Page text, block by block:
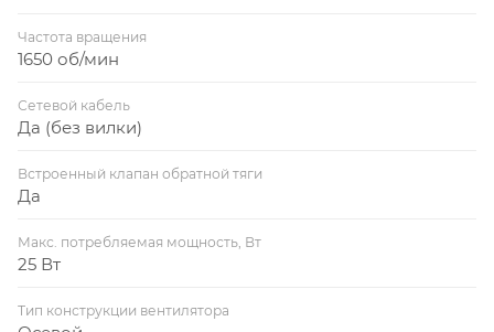
Частота вращения
1650 об/мин
Сетевой кабель
Да (без вилки)
Встроенный клапан обратной тяги
Да
Макс. потребляемая мощность, Вт
25 Вт
Тип конструкции вентилятора